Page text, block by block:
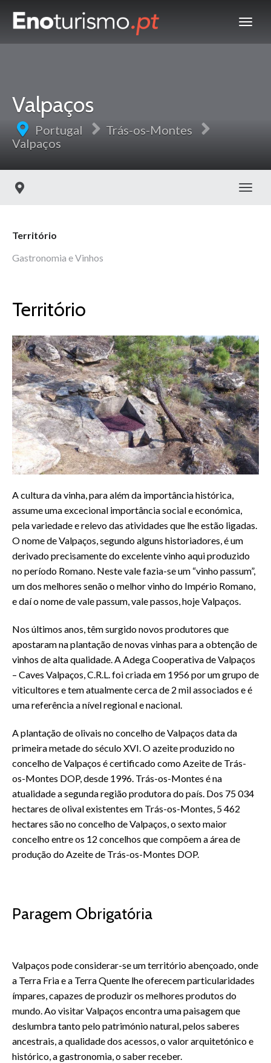
Valpaços
Portugal
Trás-os-Montes
Valpaços
Território
Gastronomia e Vinhos
Território
A cultura da vinha, para além da importância histórica,
assume uma excecional importância social e económica,
pela variedade e relevo das atividades que lhe estão ligadas.
O nome de Valpaços, segundo alguns historiadores, é um
derivado precisamente do excelente vinho aqui produzido
no período Romano. Neste vale fazia-se um “vinho passum”,
um dos melhores senão o melhor vinho do Império Romano,
e daí o nome de vale passum, vale passos, hoje Valpaços.
Nos últimos anos, têm surgido novos produtores que
apostaram na plantação de novas vinhas para a obtenção de
vinhos de alta qualidade. A Adega Cooperativa de Valpaços
– Caves Valpaços, C.R.L. foi criada em 1956 por um grupo de
viticultores e tem atualmente cerca de 2 mil associados e é
uma referência a nível regional e nacional.
A plantação de olivais no concelho de Valpaços data da
primeira metade do século XVI. O azeite produzido no
concelho de Valpaços é certificado como Azeite de Trás-
os-Montes DOP, desde 1996. Trás-os-Montes é na
atualidade a segunda região produtora do país. Dos 75 034
hectares de olival existentes em Trás-os-Montes, 5 462
hectares são no concelho de Valpaços, o sexto maior
concelho entre os 12 concelhos que compõem a área de
produção do Azeite de Trás-os-Montes DOP.
Paragem Obrigatória
Valpaços pode considerar-se um território abençoado, onde
a Terra Fria e a Terra Quente lhe oferecem particularidades
ímpares, capazes de produzir os melhores produtos do
mundo. Ao visitar Valpaços encontra uma paisagem que
deslumbra tanto pelo património natural, pelos saberes
ancestrais, a qualidade dos acessos, o valor arquitetónico e
histórico, a gastronomia, o saber receber.